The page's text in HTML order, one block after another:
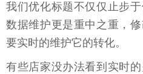
我们优化标题不仅仅止步
数据维护更是重中之重，
要实时的维护它的转化。
有些店家没办法看到实时